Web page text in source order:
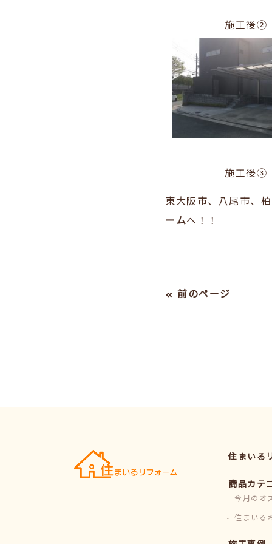
施工後②
施工後③
東大阪市、八尾市、
ームへ！！
« 前のページ
住まいる
商品カテ
今月のオ
住まいる